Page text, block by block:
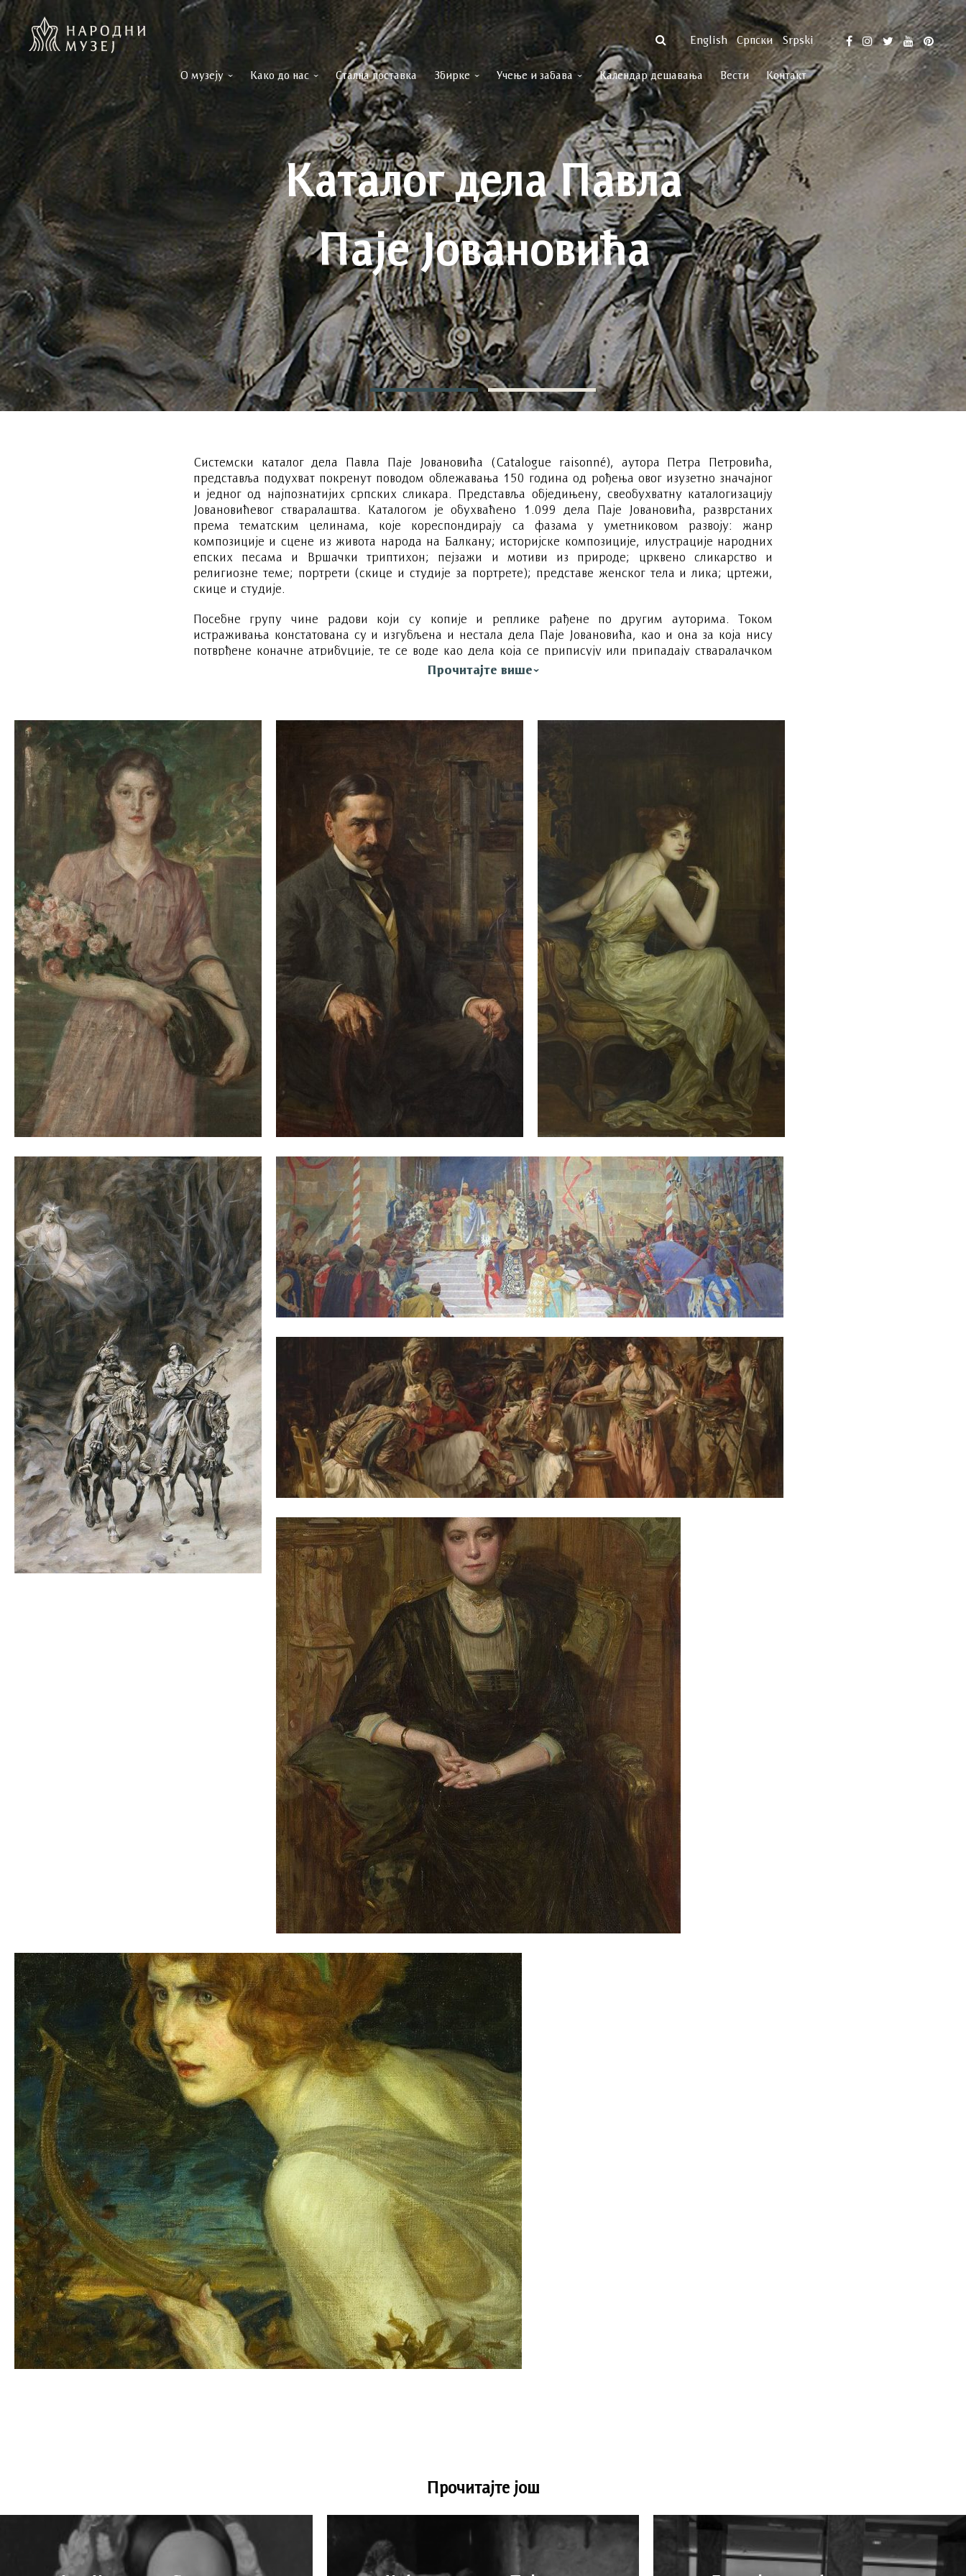
English Српски Srpski
О музеју Како до нас Стална поставка Збирке Учење и забава Календар дешавања Вести Контакт
Каталог дела Павла
Паје Јовановића
Системски каталог дела Павла Паје Јовановића (Catalogue raisonné), аутора Петра Петровића,
представља подухват покренут поводом облежавања 150 година од рођења овог изузетно значајног
и једног од најпознатијих српских сликара. Представља обједињену, свеобухватну каталогизацију
Јовановићевог стваралаштва. Каталогом је обухваћено 1.099 дела Пајe Јовановића, разврстаних
према тематским целинама, које кореспондирају са фазама у уметниковом развоју: жанр
композиције и сцене из живота народа на Балкану; историјске композиције, илустрације народних
епских песама и Вршачки триптихон; пејзажи и мотиви из природе; црквено сликарство и
религиозне теме; портрети (скице и студије за портрете); представе женског тела и лика; цртежи,
скице и студије.
Посебне групу чине радови који су копије и реплике рађене по другим ауторима. Током
истраживања констатована су и изгубљена и нестала дела Паје Јовановића, као и она за која нису
потврђене коначне атрибуције, те се воде као дела која се приписују или припадају стваралачком
Прочитајте више
Прочитајте још